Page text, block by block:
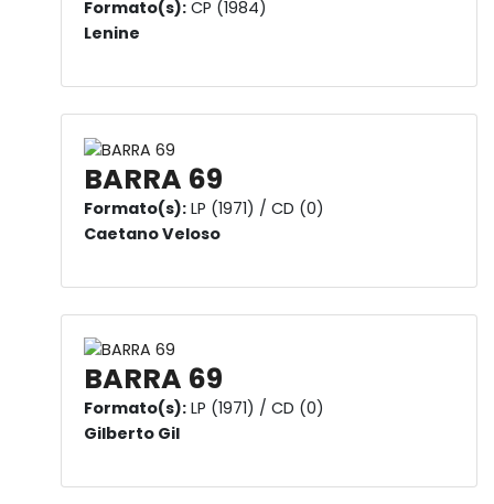
Formato(s): CP (1984)
Lenine
BARRA 69
Formato(s): LP (1971) / CD (0)
Caetano Veloso
BARRA 69
Formato(s): LP (1971) / CD (0)
Gilberto Gil